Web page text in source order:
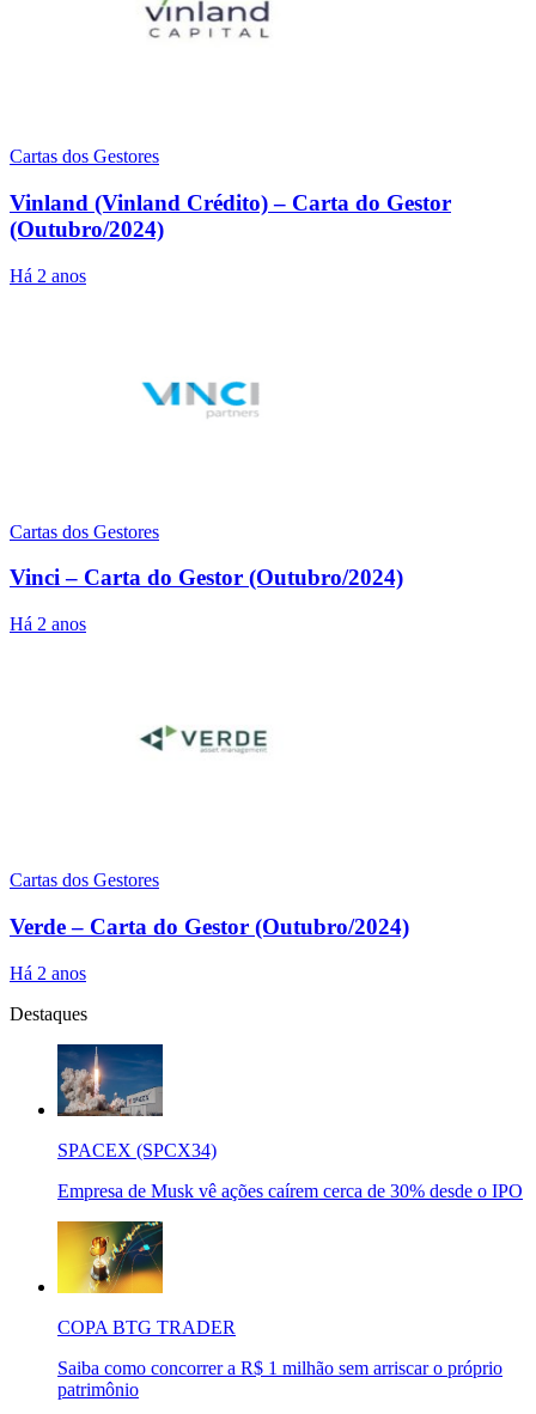
Cartas dos Gestores
Vinland (Vinland Crédito) – Carta do Gestor
(Outubro/2024)
Há 2 anos
Cartas dos Gestores
Vinci – Carta do Gestor (Outubro/2024)
Há 2 anos
Cartas dos Gestores
Verde – Carta do Gestor (Outubro/2024)
Há 2 anos
Destaques
SPACEX (SPCX34)
Empresa de Musk vê ações caírem cerca de 30% desde o IPO
COPA BTG TRADER
Saiba como concorrer a R$ 1 milhão sem arriscar o próprio
patrimônio